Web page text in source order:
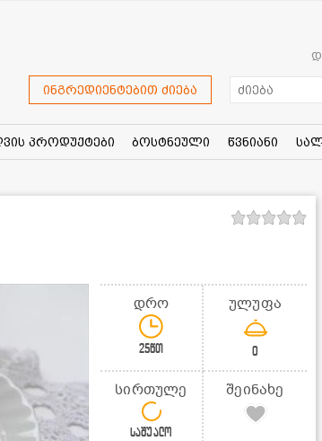
ინგრედიენტებით ძიება
პროდუქტები ბოსტნეული წვნიანი
დრო
25წთ
ულუფა
0
სირთულე
საშუალო
შეინახე